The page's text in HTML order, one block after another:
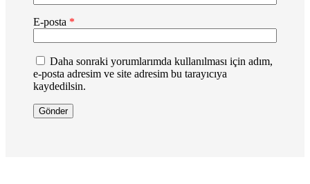
E-posta *
Daha sonraki yorumlarımda kullanılması için adım,
e-posta adresim ve site adresim bu tarayıcıya
kaydedilsin.